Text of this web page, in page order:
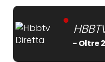
- Oltre